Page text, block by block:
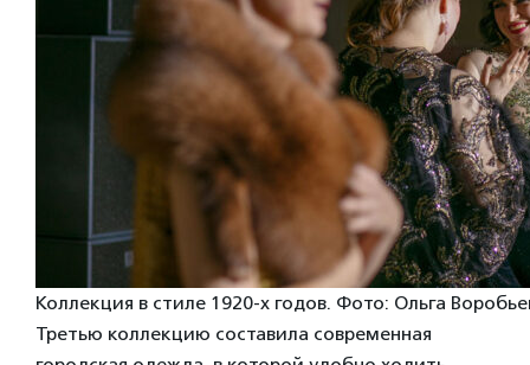
Коллекция в стиле 1920-х годов. Фото: Ольга
Третью коллекцию составила современная